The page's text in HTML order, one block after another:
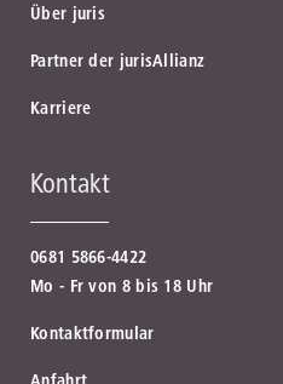
Über juris
Partner der jurisAllianz
Karriere
Kontakt
0681 5866-4422
Mo - Fr von 8 bis 18 Uhr
Kontaktformular